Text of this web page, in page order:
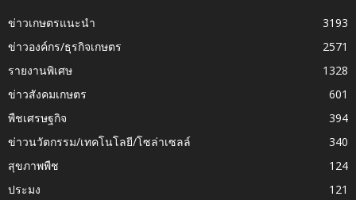
ข่าวเกษตรแนะนำ
3193
ข่าวองค์กร/ธุรกิจเกษตร
2571
รายงานพิเศษ
1328
ข่าวสังคมเกษตร
601
พืชเศรษฐกิจ
394
ข่าวนวัตกรรม/เทคโนโลยี/โซล่าเซลล์
340
สุขภาพพืช
124
ประมง
121